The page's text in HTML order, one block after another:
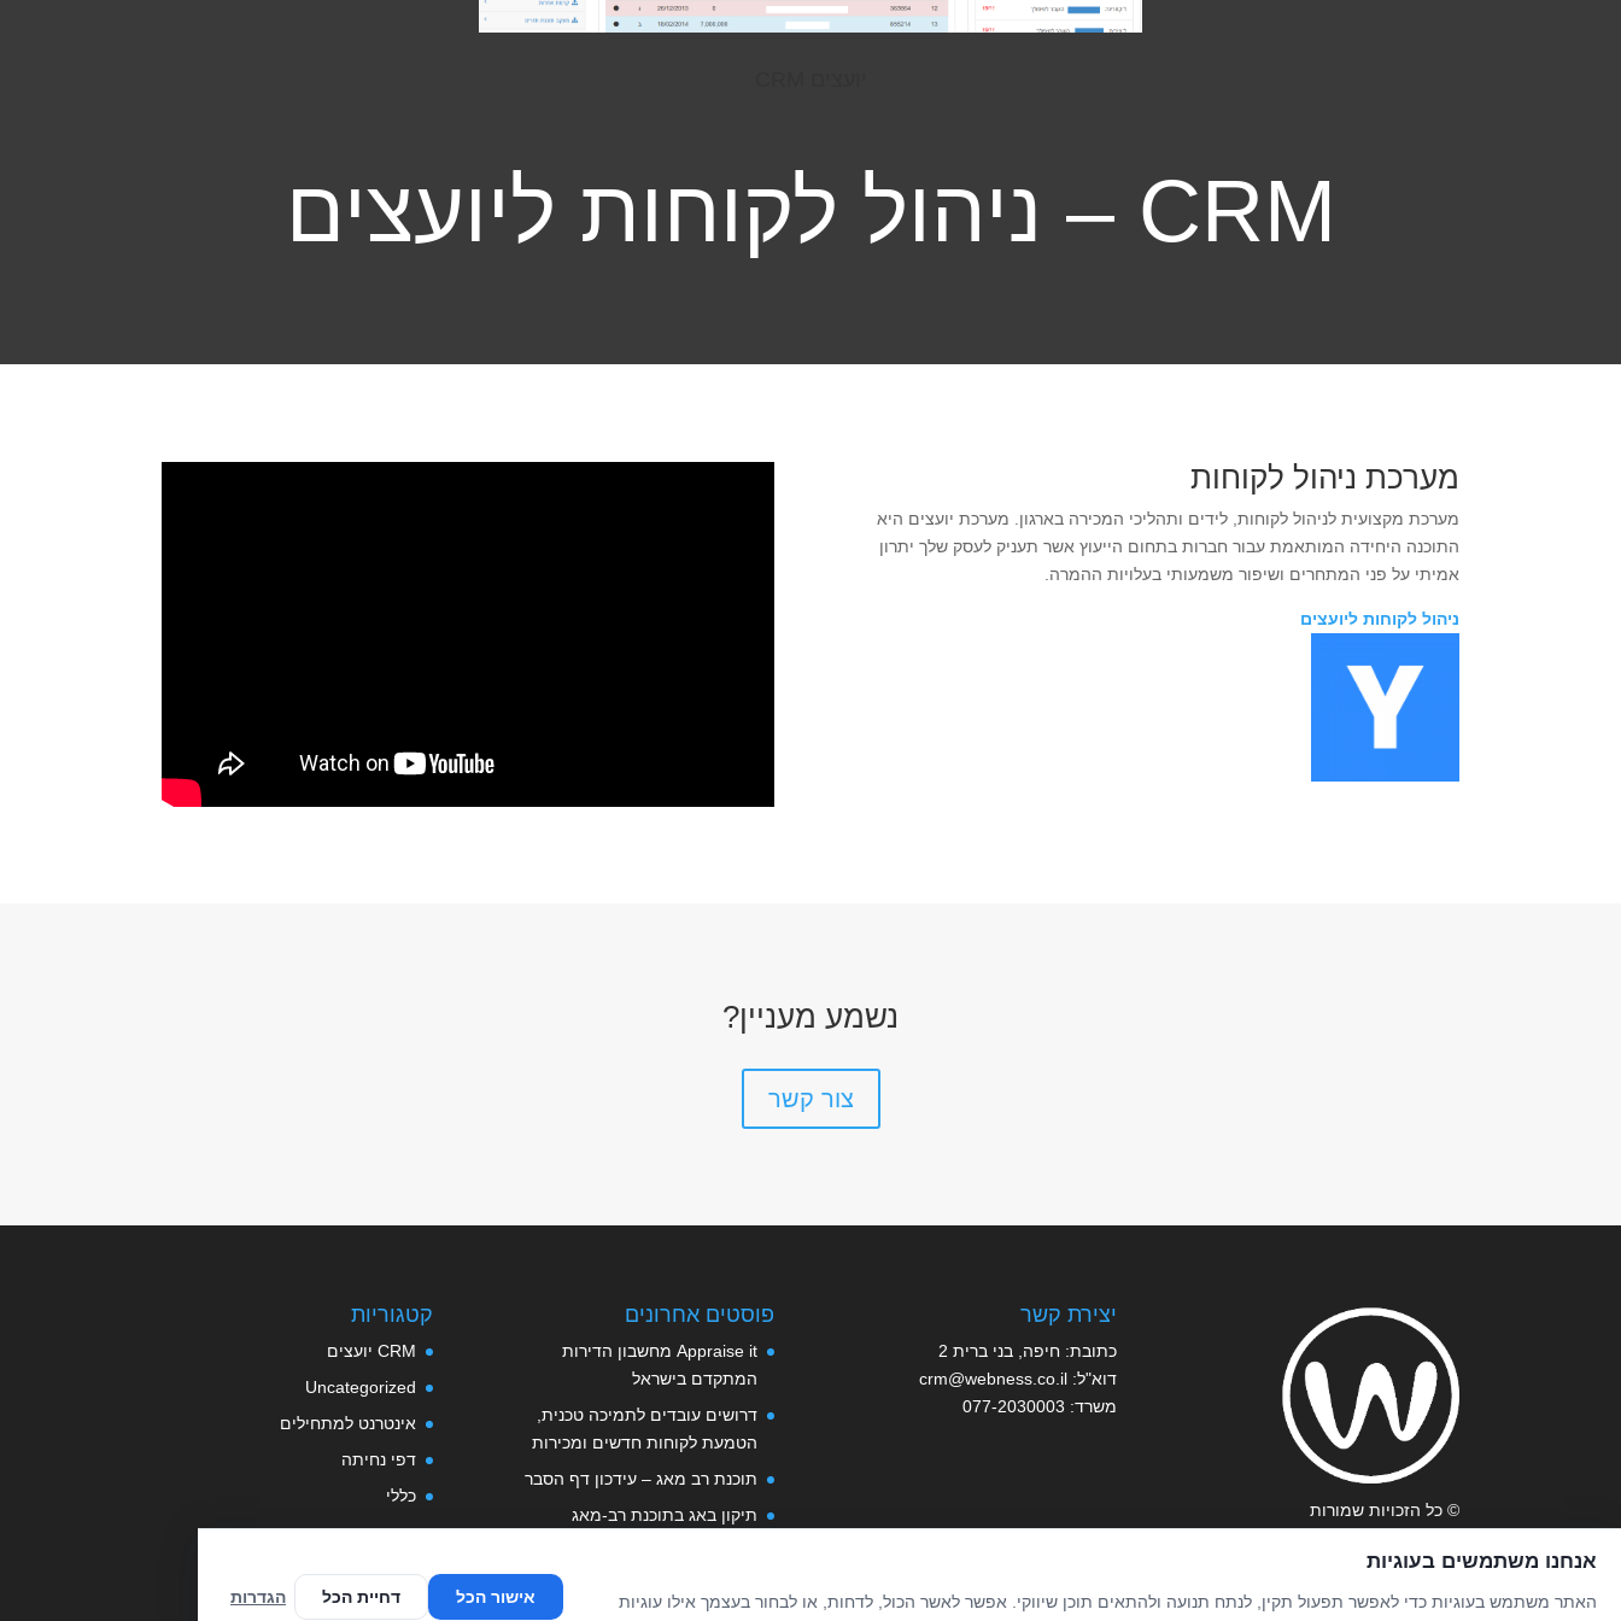
CRM – ניהול לקוחות ליועצים
מערכת ניהול לקוחות
מערכת מקצועית לניהול לקוחות, לידים ותהליכי המכירה בארגון. מערכת יועצים היא
התוכנה היחידה המותאמת עבור חברות בתחום הייעוץ אשר תעניק לעסק שלך יתרון
אמיתי על פני המתחרים ושיפור משמעותי בעלויות ההמרה.
ניהול לקוחות ליועצים
נשמע מעניין?
צור קשר
קטגוריות
CRM יועצים
Uncategorized
אינטרנט למתחילים
דפי נחיתה
כללי
פתרונות
פוסטים אחרונים
Appraise it מחשבון הדירות
המתקדם בישראל
דרושים עובדים לתמיכה טכנית,
הטמעת לקוחות חדשים ומכירות
תוכנת רב מאג – עידכון דף הסבר
תיקון באג בתוכנת רב-מאג
יצירת קשר
כתובת: חיפה, בני ברית 2
דוא"ל:crm@webness.co.il
משרד: 077-2030003
© כל הזכויות שמורות
הצהרת נגישות
אנחנו משתמשים בעוגיות
האתר משתמש בעוגיות כדי לאפשר תפעול תקין, לנתח תנועה ולהתאים תוכן שיווקי. אפשר לאשר הכול, לדחות, או לבחור בעצמך אילו עוגיות
אישור הכל דחיית הכל הגדרות